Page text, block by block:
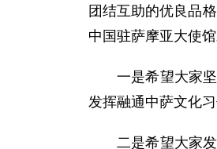
团结互助的优良品
中国驻萨摩亚大使
一是希望大家
发挥融通中萨文化
二是希望大家